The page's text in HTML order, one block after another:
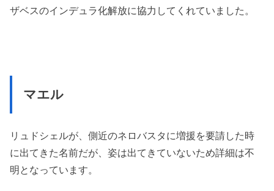
ザベスのインデュラ化解放に協力してくれていました。
マエル
リュドシェルが、側近のネロバスタに増援を要請した時
に出てきた名前だが、姿は出てきていないため詳細は不
明となっています。